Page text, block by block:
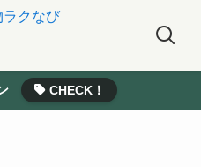
CHECK！